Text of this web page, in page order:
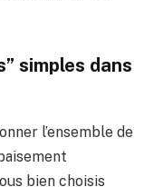
simples dans
l’ensemble de
bien choisis